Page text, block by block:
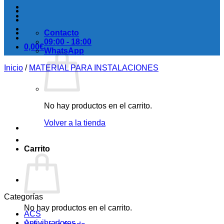
0,00€
No hay productos en el carrito.
Volver a la tienda
Carrito
No hay productos en el carrito.
Contacto
09:00 - 18:00
WhatsApp
Inicio / MATERIAL PARA INSTALACIONES
Categorías
ACS